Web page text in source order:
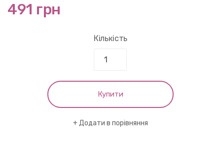
491 грн
Кількість
Купити
Додати в порівняння